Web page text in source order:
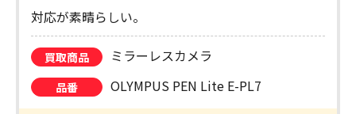
対応が素晴らしい。
買取商品 ミラーレスカメラ
品番 OLYMPUS PEN Lite E-PL7